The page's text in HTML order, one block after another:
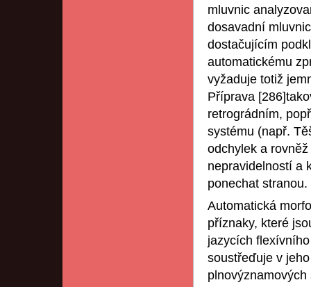
mluvnic
dosavadní
dostačujícím
automatickému
vyžaduje totiž
Příprava
retrográdním,
systému (např.
odchylek a
nepravidelností a
ponechat stranou.
Automatická
příznaky, které
jazycích
soustřeďuje v